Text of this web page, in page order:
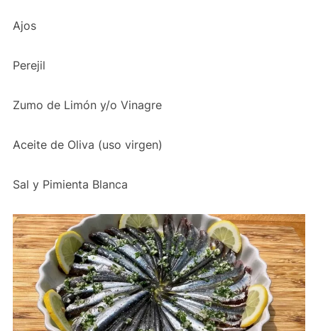
Ajos
Perejil
Zumo de Limón y/o Vinagre
Aceite de Oliva (uso virgen)
Sal y Pimienta Blanca